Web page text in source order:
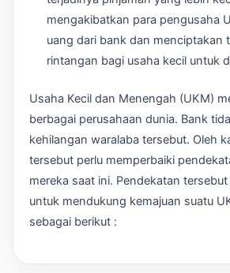
mengakibatkan para pengusaha
uang dari bank dan menciptakan
rintangan bagi usaha kecil untuk
Usaha Kecil dan Menengah (UKM)
berbagai perusahaan dunia. Bank
kehilangan waralaba tersebut. Oleh
tersebut perlu memperbaiki
mereka saat ini. Pendekatan
untuk mendukung kemajuan suatu
sebagai berikut :